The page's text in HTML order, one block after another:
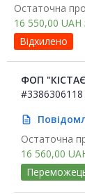
Остаточна
16 550,00 UAH
Відхилено
ФОП
#3386306118
description
Остаточна
16 560,00